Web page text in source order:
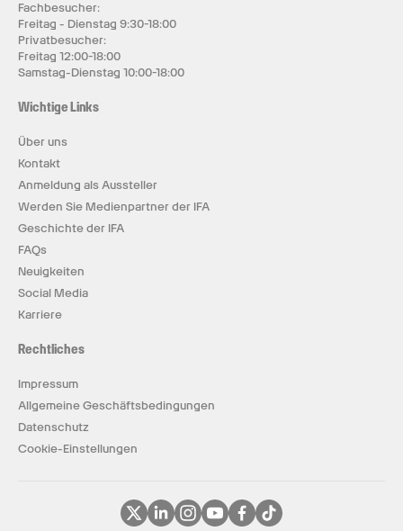
Fachbesucher:
Freitag - Dienstag 9:30-18:00
Privatbesucher:
Freitag 12:00-18:00
Samstag-Dienstag 10:00-18:00
Wichtige Links
Über uns
Kontakt
Anmeldung als Aussteller
Werden Sie Medienpartner der IFA
Geschichte der IFA
FAQs
Neuigkeiten
Social Media
Karriere
Rechtliches
Impressum
Allgemeine Geschäftsbedingungen
Datenschutz
Cookie-Einstellungen